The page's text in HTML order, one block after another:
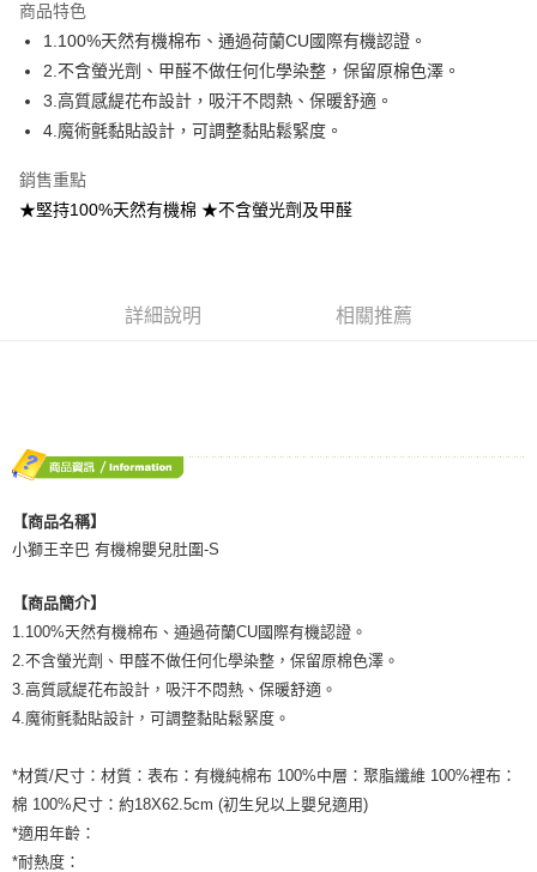
悠遊付
AFTEE先享後付
相關說明
【關於「AFTEE先享後付」】
AFTEE先享後付是「在收到商品之後才付款」的支付方式。 讓您購物簡單
１．簡單：不需註冊會員、不需綁卡、不需儲值。
２．便利：只要手機號碼，簡訊認證，即可結帳。
結帳頁面，進行簡訊認證並確認金額後，即可完成結帳。
後付繳納相關費用。
※ 交易是否成功請以「AFTEE先享後付 」之結帳頁面顯示為準，若有關於
客戶支援中心」
【注意事項】
易，需依本服務之必要範圍內提供個人資料，並將交易相關給付款項請求債
２．關於個人資料處理事宜，請瀏覽以下網址：
https://aftee.tw/terms/#terms3
３．未成年的使用者請事先徵得法定代理人或監護人之同意方可使用
任。
時審查核予不同之上限額度；若仍有額度不足之情形，本公司將視審查結果
５．嚴禁一人註冊多個帳號或使用他人資訊註冊。若發現惡意使用之情形，
恩沛科技股份有限公司將有權停止該用戶之使用額度並採取法律行動。
ATM付款
運送方式
付款後門市自取
商品特色
1.100%天然有機棉布、通過荷蘭CU國際有機認證。
2.不含螢光劑、甲醛不做任何化學染整，保留原棉色澤。
3.高質感緹花布設計，吸汗不悶熱、保暖舒適。
4.魔術氈黏貼設計，可調整黏貼鬆緊度。
銷售重點
★堅持100%天然有機棉 ★不含螢光劑及甲醛
詳細說明 相關推薦
【商品名稱】
小獅王辛巴 有機棉嬰兒肚圍-S
【商品簡介】
1.100%天然有機棉布、通過荷蘭CU國際有機認證。
2.不含螢光劑、甲醛不做任何化學染整，保留原棉色澤。
3.高質感緹花布設計，吸汗不悶熱、保暖舒適。
4.魔術氈黏貼設計，可調整黏貼鬆緊度。
*材質/尺寸：材質：表布：有機純棉布 100%中層：聚脂纖維 100%裡布：
棉 100%尺寸：約18X62.5cm (初生兒以上嬰兒適用)
*適用年齡：
*耐熱度：